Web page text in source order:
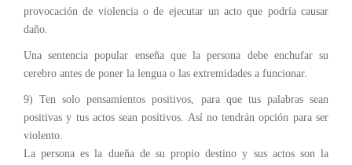
provocación de violencia o de ejecutar un acto que podría causar
daño.
Una sentencia popular enseña que la persona debe enchufar su
cerebro antes de poner la lengua o las extremidades a funcionar.
9) Ten solo pensamientos positivos, para que tus palabras sean
positivas y tus actos sean positivos. Así no tendrán opción para ser
violento.
La persona es la dueña de su propio destino y sus actos son la